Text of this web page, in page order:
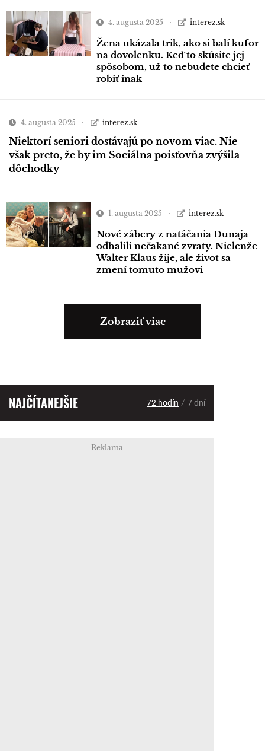
4. augusta 2025 interez.sk
Žena ukázala trik, ako si balí kufor
na dovolenku. Keď to skúsite jej
spôsobom, už to nebudete chcieť
robiť inak
4. augusta 2025 interez.sk
Niektorí seniori dostávajú po novom viac. Nie
však preto, že by im Sociálna poisťovňa zvýšila
dôchodky
1. augusta 2025 interez.sk
Nové zábery z natáčania Dunaja
odhalili nečakané zvraty. Nielenže
Walter Klaus žije, ale život sa
zmení tomuto mužovi
Zobraziť viac
NAJČÍTANEJŠIE 72 hodín / 7 dní
Reklama